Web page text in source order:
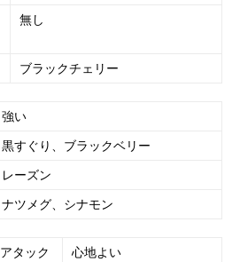
無し
ブラックチェリー
強い
黒すぐり、ブラックベリー
レーズン
ナツメグ、シナモン
アタック
心地よい